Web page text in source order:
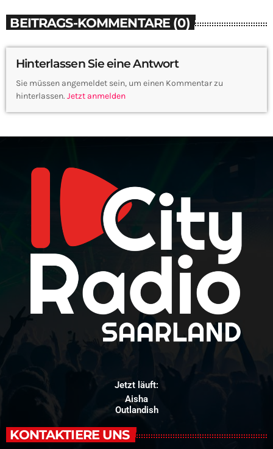
BEITRAGS-KOMMENTARE (0)
Hinterlassen Sie eine Antwort
Sie müssen angemeldet sein, um einen Kommentar zu
hinterlassen. Jetzt anmelden
Jetzt läuft:
Aisha
Outlandish
KONTAKTIERE UNS